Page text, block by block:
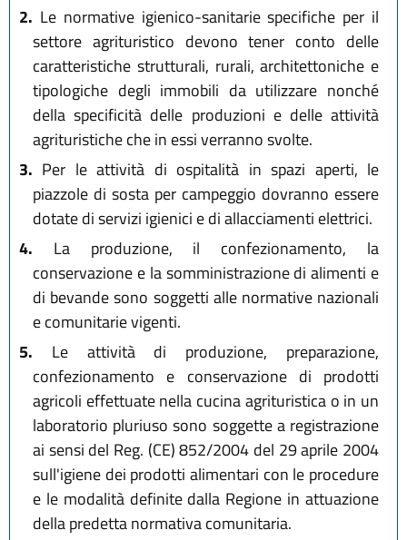
2. Le normative igienico-sanitarie specifiche per il
settore agrituristico devono tener conto delle
caratteristiche strutturali, rurali, architettoniche e
tipologiche degli immobili da utilizzare nonché
della specificità delle produzioni e delle attività
agrituristiche che in essi verranno svolte.
3. Per le attività di ospitalità in spazi aperti, le
piazzole di sosta per campeggio dovranno essere
dotate di servizi igienici e di allacciamenti elettrici.
4. La produzione, il confezionamento, la
conservazione e la somministrazione di alimenti e
di bevande sono soggetti alle normative nazionali
e comunitarie vigenti.
5. Le attività di produzione, preparazione,
confezionamento e conservazione di prodotti
agricoli effettuate nella cucina agrituristica o in un
laboratorio pluriuso sono soggette a registrazione
ai sensi del Reg. (CE) 852/2004 del 29 aprile 2004
sull'igiene dei prodotti alimentari con le procedure
e le modalità definite dalla Regione in attuazione
della predetta normativa comunitaria.